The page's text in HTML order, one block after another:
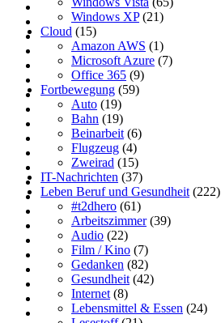
Windows XP(21)
Cloud (15)
Amazon AWS (1)
Microsoft Azure (7)
Office 365 (9)
Fortbewegung (59)
Auto (19)
Bahn (19)
Beinarbeit (6)
Flugzeug (4)
Zweirad (15)
IT-Nachrichten (37)
Leben Beruf und Gesundheit (222)
#t2dhero (61)
Arbeitszimmer(39)
Audio (22)
Film / Kino (7)
Gedanken (82)
Gesundheit (42)
Internet (8)
Lebensmittel & Essen (24)